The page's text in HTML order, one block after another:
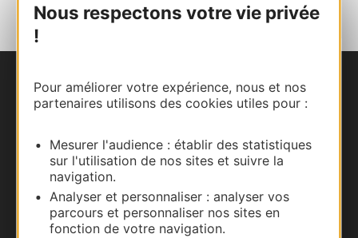
Nous respectons votre vie privée
!
Pour améliorer votre expérience, nous et nos
partenaires utilisons des cookies utiles pour :
Mesurer l'audience : établir des statistiques
sur l'utilisation de nos sites et suivre la
navigation.
Analyser et personnaliser : analyser vos
parcours et personnaliser nos sites en
fonction de votre navigation.
Nous contacter
Documentation